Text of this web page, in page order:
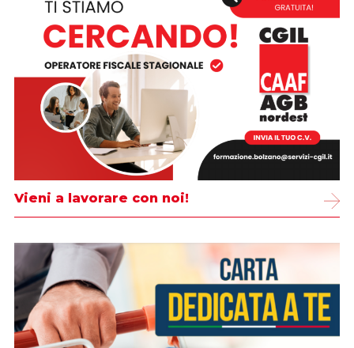
Vieni a lavorare con noi!